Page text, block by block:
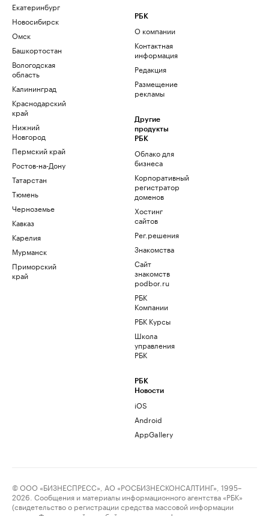
Екатеринбург
Новосибирск
Омск
Башкортостан
Вологодская
область
Калининград
Краснодарский
край
Нижний
Новгород
Пермский край
Ростов-на-Дону
Татарстан
Тюмень
Черноземье
Кавказ
Карелия
Мурманск
Приморский
край
РБК
О компании
Контактная
информация
Редакция
Размещение
рекламы
Другие
продукты
РБК
Облако для
бизнеса
Корпоративный
регистратор
доменов
Хостинг
сайтов
Рег.решения
Знакомства
Сайт
знакомств
podbor.ru
РБК
Компании
РБК Курсы
Школа
управления
РБК
РБК
Новости
iOS
Android
AppGallery
© ООО «БИЗНЕСПРЕСС», АО «РОСБИЗНЕСКОНСАЛТИНГ», 1995–
2026. Сообщения и материалы информационного агентства «РБК»
(свидетельство о регистрации средства массовой информации